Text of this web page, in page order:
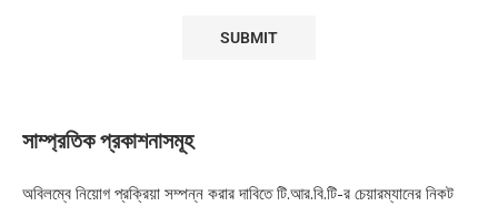
সাম্প্রতিক প্রকাশনাসমূহ
অবিলম্বে নিয়োগ প্রক্রিয়া সম্পন্ন করার দাবিতে টি.আর.বি.টি-র চেয়ারম্যানের নিকট